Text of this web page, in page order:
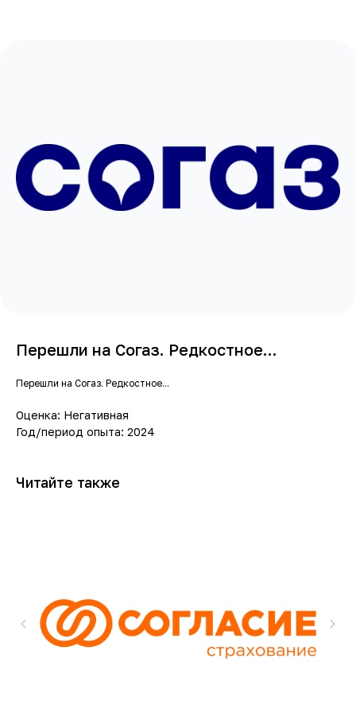
Перешли на Согаз. Редкостное...
Перешли на Согаз. Редкостное...
Оценка: Негативная
Год/период опыта: 2024
Читайте также